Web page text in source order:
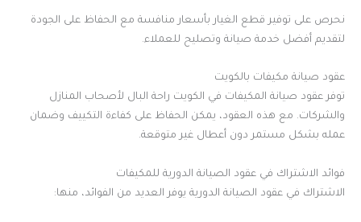
نحرص على توفير قطع الغيار بأسعار منافسة مع الحفاظ على الجودة
لتقديم أفضل خدمة صيانة وتصليح للعملاء.
عقود صيانة مكيفات بالكويت
توفر عقود صيانة المكيفات في الكويت راحة البال لأصحاب المنازل
والشركات. مع هذه العقود، يمكن الحفاظ على كفاءة التكييف وضمان
عمله بشكل مستمر دون أعطال غير متوقعة.
فوائد الاشتراك في عقود الصيانة الدورية للمكيفات
الاشتراك في عقود الصيانة الدورية يوفر العديد من الفوائد، منها: